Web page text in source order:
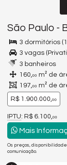
São Paulo -
3 dormitórios
3 vagas
3 banheiros
160,00 m² de
197,00 m² de
R$ 1.900.000,00
IPTU: R$ 6.100, 00
Mais
Os preços,
comunicação.